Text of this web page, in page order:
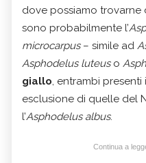
dove possiamo trovarne
sono probabilmente l’
microcarpus – simile ad
Asphodelus luteuso
giallo, entrambi
esclusione di quelle del
l’Asphodelus albus.
Continua a